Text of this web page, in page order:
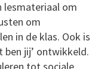
lesmateriaal om
om
in de klas. Ook is
ben jij’ ontwikkeld.
tot sociale